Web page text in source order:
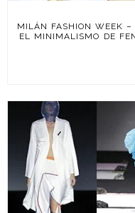
MILÁN FASHION WEEK –
EL MINIMALISMO DE